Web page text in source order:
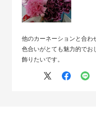
他のカーネーションと合わ
色合いがとても魅力的でお
飾りたいです。